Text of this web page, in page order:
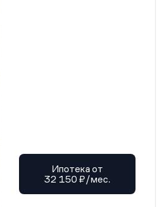
Ипотека от
32 150 ₽/мес.